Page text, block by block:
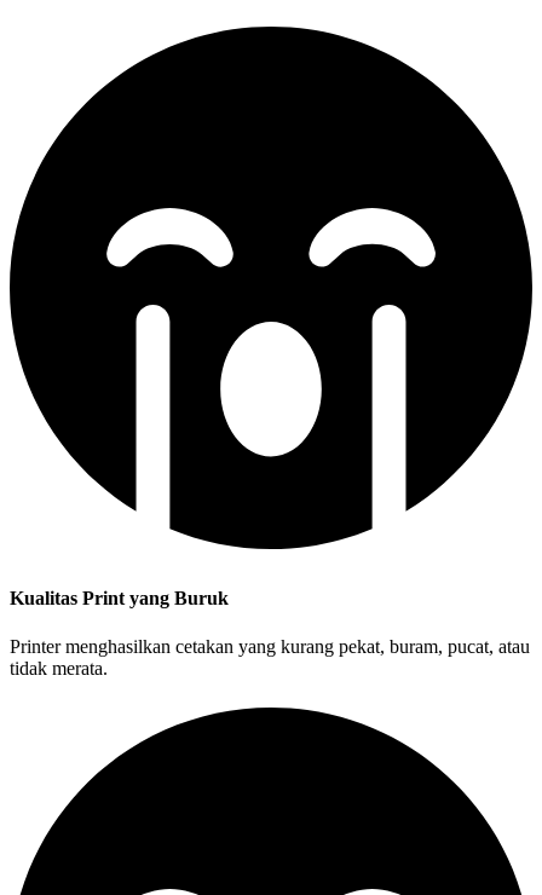
Kualitas Print yang Buruk
Printer menghasilkan cetakan yang kurang pekat, buram, pucat, atau
tidak merata.